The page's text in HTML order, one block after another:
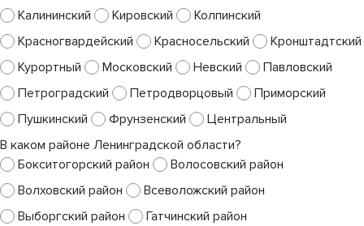
Калининский
Кировский
Колпинский
Красногвардейский
Красносельский
Кронштадтский
Курортный
Московский Невский
Павловский
Петроградский
Петродворцовый
Приморский
Пушкинский
Фрунзенский
Центральный
В каком районе Ленинградской области?
Бокситогорский район
Волосовский район
Волховский район
Всеволожский район
Выборгский район
Гатчинский район